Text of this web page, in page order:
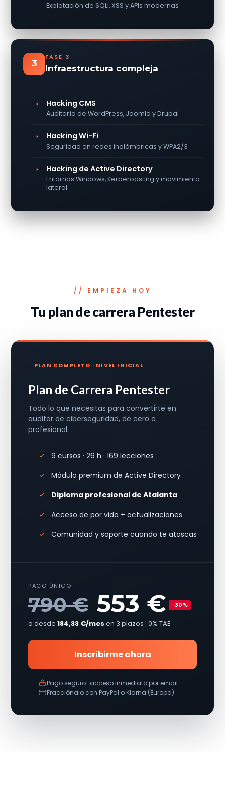
Explotación de SQLi, XSS y APIs modernas
3
FASE 3
Infraestructura compleja
Hacking CMS
Auditoría de WordPress, Joomla y Drupal
Hacking Wi-Fi
Seguridad en redes inalámbricas y WPA2/3
Hacking de Active Directory
Entornos Windows, Kerberoasting y movimiento
lateral
EMPIEZA HOY
Tu plan de carrera Pentester
PLAN COMPLETO · NIVEL INICIAL
Plan de Carrera Pentester
Todo lo que necesitas para convertirte en
auditor de ciberseguridad, de cero a
profesional.
9 cursos · 26 h · 169 lecciones
Módulo premium de Active Directory
Diploma profesional de Atalanta
Acceso de por vida + actualizaciones
Comunidad y soporte cuando te atascas
PAGO ÚNICO
790 € 553 € −30%
o desde 184,33 €/mes en 3 plazos · 0% TAE
Inscribirme ahora
Pago seguro · acceso inmediato por email
Fracciónalo con PayPal o Klarna (Europa)